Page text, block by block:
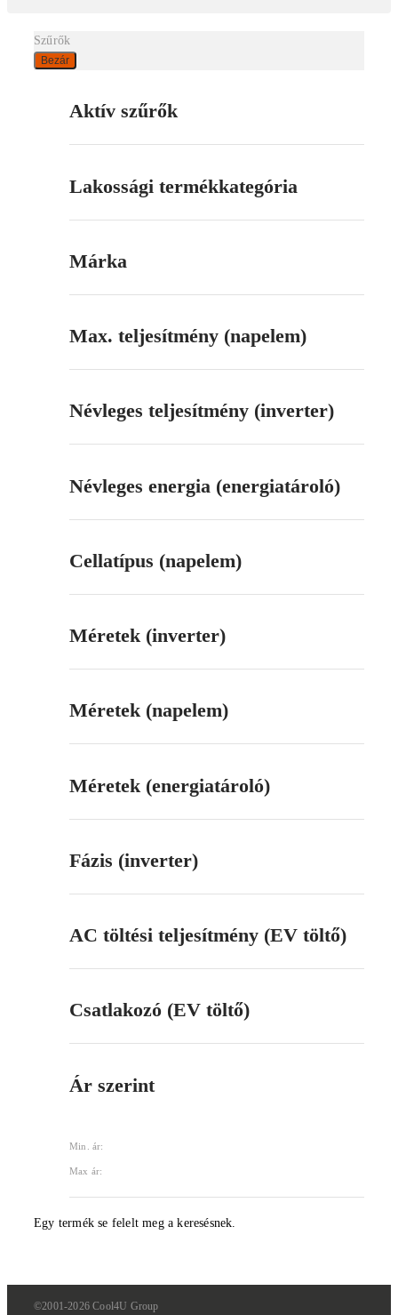
Szűrők
Bezár
Aktív szűrők
Lakossági termékkategória
Márka
Max. teljesítmény (napelem)
Névleges teljesítmény (inverter)
Névleges energia (energiatároló)
Cellatípus (napelem)
Méretek (inverter)
Méretek (napelem)
Méretek (energiatároló)
Fázis (inverter)
AC töltési teljesítmény (EV töltő)
Csatlakozó (EV töltő)
Ár szerint
Min. ár:
Max ár:
Egy termék se felelt meg a keresésnek.
©2001-2026 Cool4U Group